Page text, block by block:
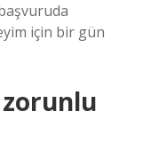
için bir gün
zorunlu